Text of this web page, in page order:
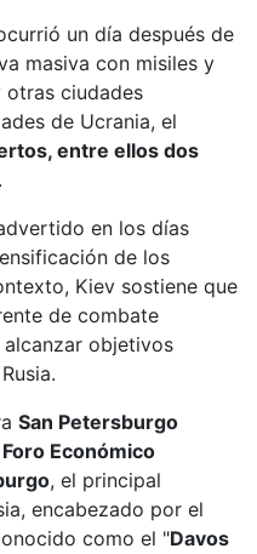
un día después de
masiva con misiles y
otras ciudades
de Ucrania, el
entre ellos dos
.
en los días
de los
Kiev sostiene que
de combate
objetivos
San Petersburgo
Foro Económico
, el principal
encabezado por el
como el "Davos